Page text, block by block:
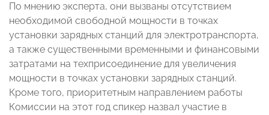
По мнению эксперта, они вызваны отсутствием
необходимой свободной мощности в точках
установки зарядных станций для электротранспорта,
а также существенными временными и финансовыми
затратами на техприсоединение для увеличения
мощности в точках установки зарядных станций.
Кроме того, приоритетным направлением работы
Комиссии на этот год спикер назвал участие в